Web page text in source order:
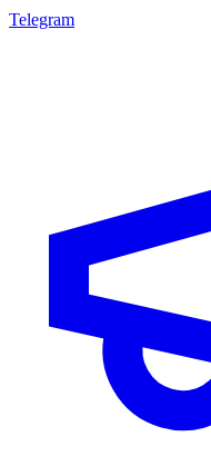
Telegram